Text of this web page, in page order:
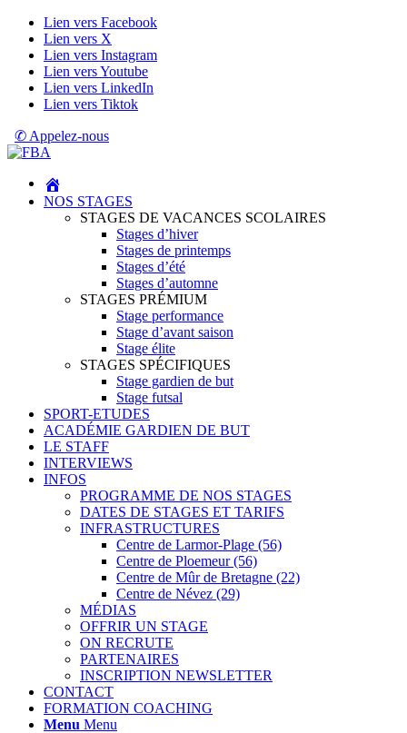
Lien vers Facebook
Lien vers X
Lien vers Instagram
Lien vers Youtube
Lien vers LinkedIn
Lien vers Tiktok
✆ Appelez-nous
NOS STAGES
STAGES DE VACANCES SCOLAIRES
Stages d’hiver
Stages de printemps
Stages d’été
Stages d’automne
STAGES PRÉMIUM
Stage performance
Stage d’avant saison
Stage élite
STAGES SPÉCIFIQUES
Stage gardien de but
Stage futsal
SPORT-ETUDES
ACADÉMIE GARDIEN DE BUT
LE STAFF
INTERVIEWS
INFOS
PROGRAMME DE NOS STAGES
DATES DE STAGES ET TARIFS
INFRASTRUCTURES
Centre de Larmor-Plage (56)
Centre de Ploemeur (56)
Centre de Mûr de Bretagne (22)
Centre de Névez (29)
MÉDIAS
OFFRIR UN STAGE
ON RECRUTE
PARTENAIRES
INSCRIPTION NEWSLETTER
CONTACT
FORMATION COACHING
Menu Menu